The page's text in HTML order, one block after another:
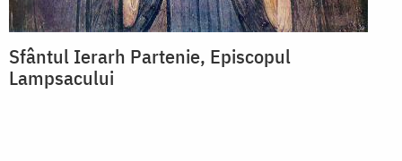
Sfântul Ierarh Partenie, Episcopul
Lampsacului